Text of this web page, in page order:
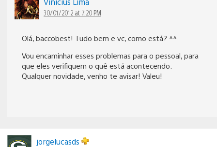
30/01/2012 at 7:20 PM
Olá, baccobest! Tudo bem e vc, como está? ^^
Vou encaminhar esses problemas para o pessoal, para
que eles verifiquem o quê está acontecendo.
Qualquer novidade, venho te avisar! Valeu!
jorgelucasds